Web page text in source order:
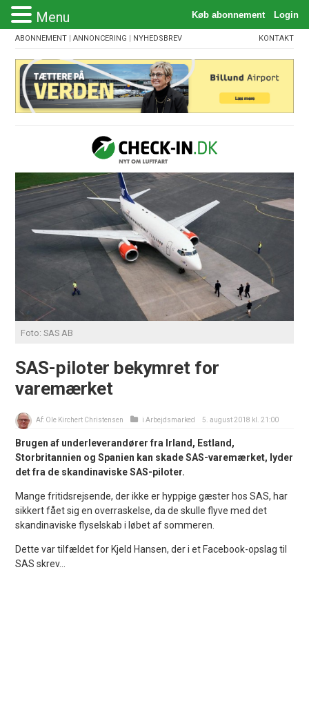
ABONNEMENT |ANNONCERING | NYHEDSBREV KONTAKT
Foto: SAS AB
SAS-piloter bekymret for
varemærket
Af: Ole Kirchert Christensen iArbejdsmarked 5. august 2018 kl. 21:00
Brugen af underleverandører fra Irland, Estland,
Storbritannien og Spanien kan skade SAS-varemærket, lyder
det fra de skandinaviske SAS-piloter.
Mange fritidsrejsende, der ikke er hyppige gæster hos SAS, har
sikkert fået sig en overraskelse, da de skulle flyve med det
skandinaviske flyselskab i løbet af sommeren.
Dette var tilfældet for Kjeld Hansen, der i et Facebook-opslag til
SAS skrev...
Menu